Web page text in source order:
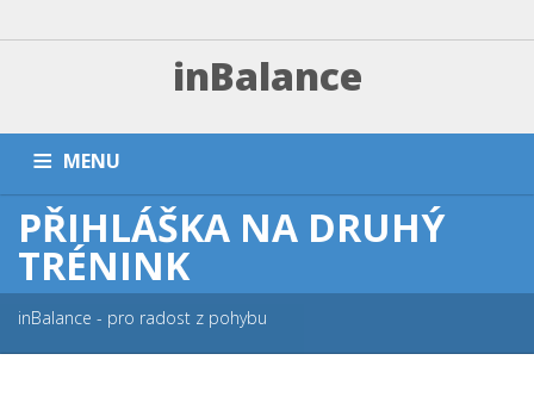
inBalance
MENU
DOMŮ TRÉNINKY A PLATBA ZÁVODNÍ SEKCE
PŘÍMĚŠŤÁKY A KEMPY
KONTAKT
PŘIHLÁŠKA NA DRUHÝ
TRÉNINK
inBalance - pro radost z pohybu